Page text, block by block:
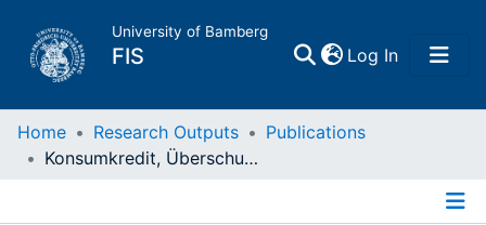
University of Bamberg
FIS Log In(current)
Home
Home Research Outputs
Publications
Konsumkredit, Überschuldung und Schuldensanierung in der Bundesrepublik Deutschland